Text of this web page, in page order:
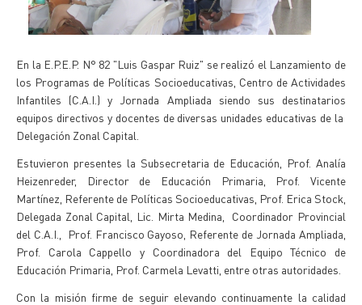
En la E.P.E.P. N° 82 "Luis Gaspar Ruiz" se realizó el Lanzamiento de
los Programas de Políticas Socioeducativas, Centro de Actividades
Infantiles (C.A.I.) y Jornada Ampliada siendo sus destinatarios
equipos directivos y docentes de diversas unidades educativas de la
Delegación Zonal Capital.
Estuvieron presentes la Subsecretaria de Educación, Prof. Analía
Heizenreder, Director de Educación Primaria, Prof. Vicente
Martínez, Referente de Políticas Socioeducativas, Prof. Erica Stock,
Delegada Zonal Capital, Lic. Mirta Medina, Coordinador Provincial
del C.A.I., Prof. Francisco Gayoso, Referente de Jornada Ampliada,
Prof. Carola Cappello y Coordinadora del Equipo Técnico de
Educación Primaria, Prof. Carmela Levatti, entre otras autoridades.
Con la misión firme de seguir elevando continuamente la calidad